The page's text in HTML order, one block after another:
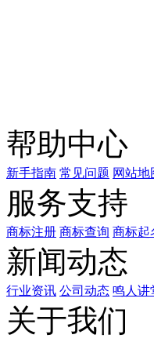
帮助中心
新手指南 常见问题 网站地
服务支持
商标注册 商标查询 商标起
新闻动态
行业资讯 公司动态 鸣人讲
关于我们